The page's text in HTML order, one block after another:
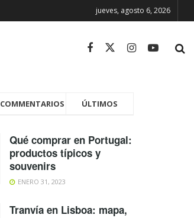
jueves, agosto 6, 2026
COMMENTARIOS ÚLTIMOS
Qué comprar en Portugal:
productos típicos y
souvenirs
ENERO 31, 2023
Tranvía en Lisboa: mapa,